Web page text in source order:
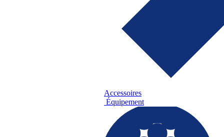
Accessoires
Équipement